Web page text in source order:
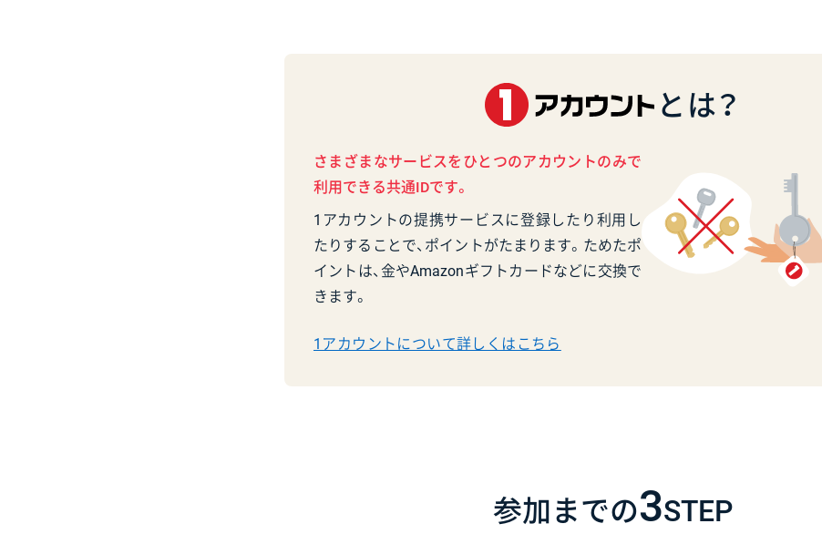
とは？
さまざまなサービスをひとつのアカウントのみで
利用できる共通IDです。
1アカウントの提携サービスに登録したり利用し
たりすることで、ポイントがたまります。ためたポ
イントは、金やAmazonギフトカードなどに交換で
きます。
1アカウントについて詳しくはこちら
参加までの3STEP